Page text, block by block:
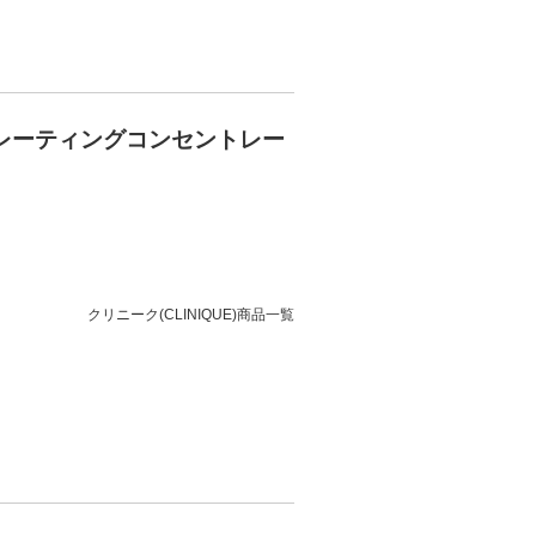
ーティングコンセントレー
クリニーク(CLINIQUE)商品一覧